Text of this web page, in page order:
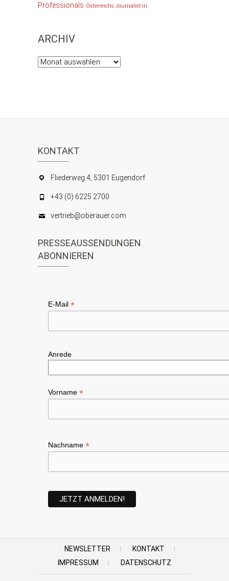
Professionals Österreichs Journalist:in
ARCHIV
Archiv
KONTAKT
Fliederweg 4, 5301 Eugendorf
+43 (0) 6225 2700
vertrieb@oberauer.com
PRESSEAUSSENDUNGEN
ABONNIEREN
E-Mail *
Anrede
Vorname *
Nachname *
NEWSLETTER
KONTAKT
IMPRESSUM
DATENSCHUTZ